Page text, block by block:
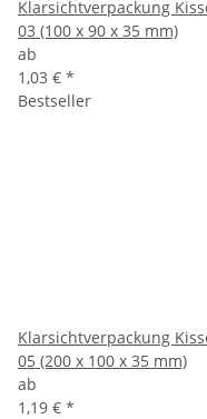
Klarsichtverpackung
03 (100 x 90 x 35 mm)
ab
1,03 € *
Bestseller
Klarsichtverpackung
05 (200 x 100 x 35 mm)
ab
1,19 € *